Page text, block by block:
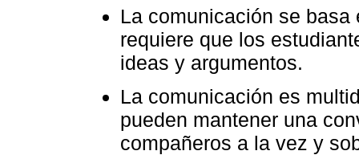
La comunicación se
requiere que los
ideas y argumentos.
La comunicación es
pueden mantener una
compañeros a la vez y